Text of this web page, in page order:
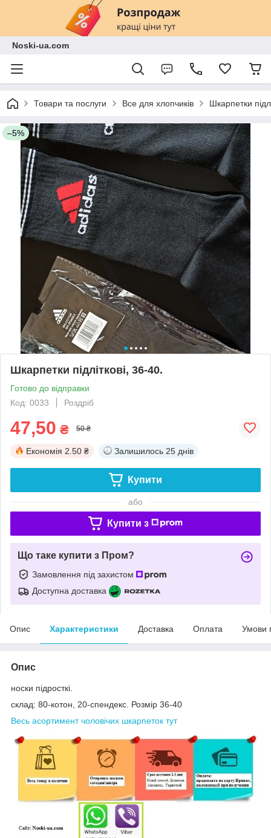
Noski-ua.com
Товари та послуги Все для хлопчиків Шкарпетки
–5%
Шкарпетки підліткові, 36-40.
Готово до відправки
Код: 0033
Роздріб
47,50 ₴ 50 ₴
Економія 2.50 ₴ Залишилось 25 днів
Купити
або
Купити з
Що таке купити з Пром?
Замовлення під захистом
Доступна доставка
Опис Характеристики Доставка Оплата Умови
Опис
носки підросткі.
склад: 80-котон, 20-спендекс. Розмір 36-40
Весь асортимент чоловічих шкарпеток тут